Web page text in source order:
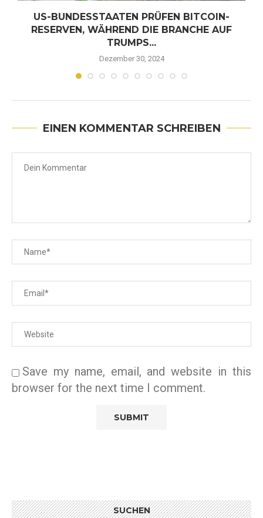
US-BUNDESSTAATEN PRÜFEN BITCOIN-
RESERVEN, WÄHREND DIE BRANCHE AUF
TRUMPS...
Dezember 30, 2024
EINEN KOMMENTAR SCHREIBEN
Save my name, email, and website in this
browser for the next time I comment.
SUCHEN